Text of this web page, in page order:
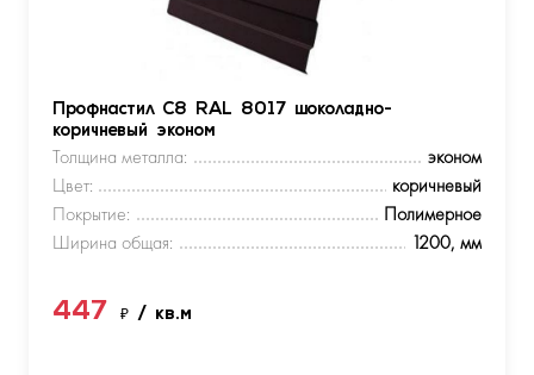
Профнастил С8 RAL 8017 шоколадно-
коричневый эконом
Толщина металла:
эконом
Цвет:
коричневый
Покрытие:
Полимерное
Ширина общая:
1200, мм
447 ₽ / кв.м